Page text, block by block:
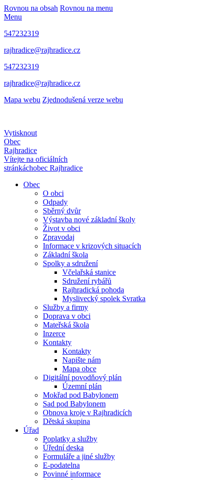
Rovnou na obsah Rovnou na menu
Menu
547232319
rajhradice@rajhradice.cz
547232319
rajhradice@rajhradice.cz
Mapa webu Zjednodušená verze webu
Vytisknout
Obec
Rajhradice
Vítejte na oficiálních
stránkáchobec Rajhradice
Obec
O obci
Odpady
Sběrný dvůr
Výstavba nové základní školy
Život v obci
Zpravodaj
Informace v krizových situacích
Základní škola
Spolky a sdružení
Včelařská stanice
Sdružení rybářů
Rajhradická pohoda
Myslivecký spolek Svratka
Služby a firmy
Doprava v obci
Mateřská škola
Inzerce
Kontakty
Kontakty
Napište nám
Mapa obce
Digitální povodňový plán
Územní plán
Mokřad pod Babylonem
Sad pod Babylonem
Obnova kroje v Rajhradicích
Dětská skupina
Úřad
Poplatky a služby
Úřední deska
Formuláře a jiné služby
E-podatelna
Povinné informace